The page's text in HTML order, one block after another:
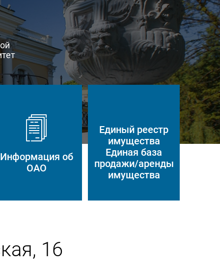
Информация об
ОАО
Единый реестр
имущества
Единая база
продажи/аренды
имущества
16